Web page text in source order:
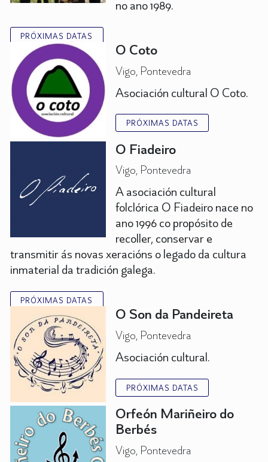
no ano 1989.
PRÓXIMAS DATAS
O Coto
Vigo, Pontevedra
Asociación cultural O Coto.
PRÓXIMAS DATAS
O Fiadeiro
Vigo, Pontevedra
A asociación cultural
folclórica O Fiadeiro nace no
ano 1996 co propósito de
recoller, conservar e
transmitir ás novas xeracións o legado da cultura
inmaterial da tradición galega.
PRÓXIMAS DATAS
O Son da Pandeireta
Vigo, Pontevedra
Asociación cultural.
PRÓXIMAS DATAS
Orfeón Mariñeiro do
Berbés
Vigo, Pontevedra